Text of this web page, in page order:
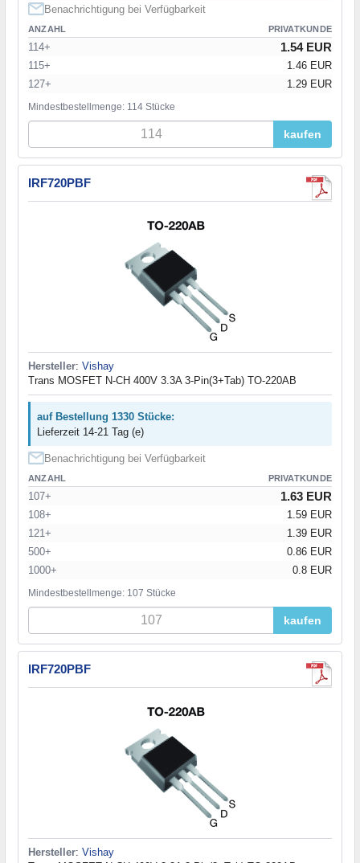
Benachrichtigung bei Verfügbarkeit
ANZAHL PRIVATKUNDE
114+ 1.54 EUR
115+
1.46 EUR
127+
1.29 EUR
Mindestbestellmenge: 114 Stücke
kaufen
IRF720PBF
Hersteller: Vishay
Trans MOSFET N-CH 400V 3.3A 3-Pin(3+Tab) TO-220AB
auf Bestellung 1330 Stücke:
Lieferzeit 14-21 Tag (e)
Benachrichtigung bei Verfügbarkeit
ANZAHL PRIVATKUNDE
107+ 1.63 EUR
108+
1.59 EUR
121+
1.39 EUR
500+
0.86 EUR
1000+
0.8 EUR
Mindestbestellmenge: 107 Stücke
kaufen
IRF720PBF
Hersteller: Vishay